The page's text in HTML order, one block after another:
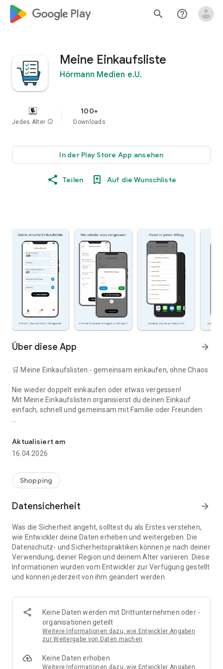
google_logo Play search help_outline
Meine Einkaufsliste
Hörmann Medien e.U.
Jedes Alter info
100+
Downloads
In der Play Store App ansehen
Teilen Auf die Wunschliste
Über diese App arrow_forward
🛒 Meine Einkaufslisten - gemeinsam einkaufen, ohne Chaos
Nie wieder doppelt einkaufen oder etwas vergessen!
Mit Meine Einkaufslisten organisierst du deinen Einkauf
einfach, schnell und gemeinsam mit Familie oder Freunden.
👨‍👩‍👧 Gemeinsame Einkaufslisten in Echtzeit: Alle sehen
⚡ Superschnell & einfach: Liste in Sekunden erstellen und
sofort loslegen.
📱 Immer dabei: Deine Einkaufsliste ist jederzeit auf deinem
🤝 Teilen leicht gemacht: Lade andere ein und erledigt den
Einkauf gemeinsam.
🍳 Zutaten direkt aus Rezepten übernehmen: Importiere
Zutaten von Rezept-Webseiten und verwandle sie
🚀 DEINE VORTEILE IM ALLTAG
* Nie wieder doppelte Einkäufe
* Kein Chaos mehr beim Einkaufen
* Bessere Abstimmung mit Familie & Freunden
* Perfekt für die Essensplanung
Aktualisiert am
16.04.2026
Shopping
Datensicherheit arrow_forward
Was die Sicherheit angeht, solltest du als Erstes verstehen,
wie Entwickler deine Daten erheben und weitergeben. Die
Datenschutz- und Sicherheitspraktiken können je nach deiner
Verwendung, deiner Region und deinem Alter variieren. Diese
Informationen wurden vom Entwickler zur Verfügung gestellt
und können jederzeit von ihm geändert werden.
Keine Daten werden mit Drittunternehmen oder -
organisationen geteilt
Weitere Informationen dazu, wie Entwickler Angaben
zur Weitergabe von Daten machen
Keine Daten erhoben
Weitere Informationen dazu, wie Entwickler Angaben